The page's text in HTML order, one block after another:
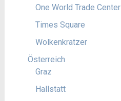
One World Trade Center
Times Square
Wolkenkratzer
Österreich
Graz
Hallstatt